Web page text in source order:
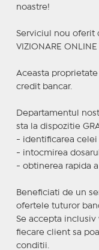
noastre!
Serviciul nou oferit
VIZIONARE
Aceasta
credit bancar.
Departamentul
sta la dispozitie
- identificarea
- intocmirea
- obtinerea rapida
Beneficiati de un
ofertele tuturor
Se accepta
fiecare client sa
conditii.